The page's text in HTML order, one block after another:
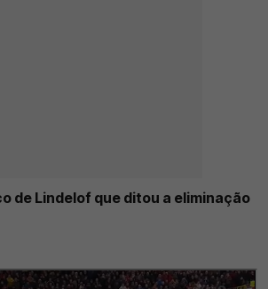
de Lindelof que ditou a eliminação